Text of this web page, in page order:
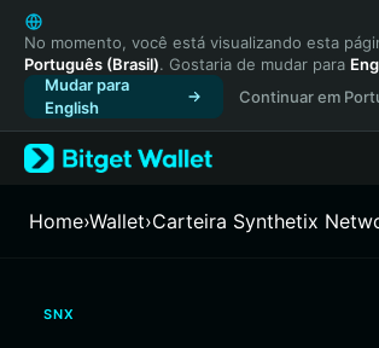
English
日本語
Tiếng Việt
Русский
Español (Latinoamérica)
Türkçe
Français
繁體中文
No momento, você está visualizando esta
Português (Brasil). Gostaria de mudar para
Mudar para
English
Continuar em
Home›Wallet›Carteira Synthetix
SNX